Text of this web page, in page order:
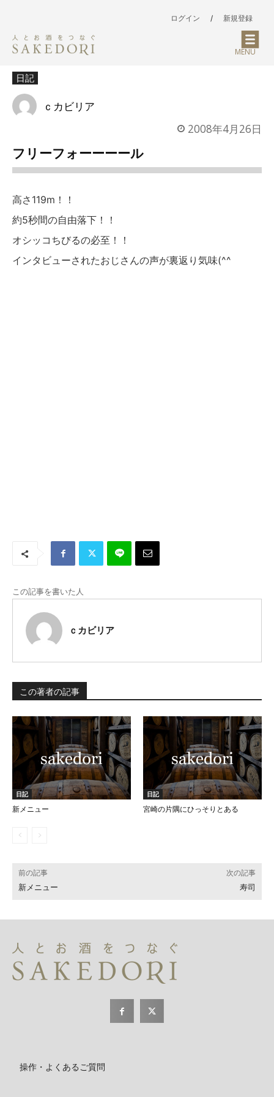
ログイン / 新規登録
MENU
日記
ｃカビリア
2008年4月26日
フリーフォーーーール
高さ119m！！
約5秒間の自由落下！！
オシッコちびるの必至！！
インタビューされたおじさんの声が裏返り気味(^^ゞ
この記事を書いた人
ｃカビリア
この著者の記事
日記
新メニュー
日記
宮崎の片隅にひっそりとある
前の記事
新メニュー
次の記事
寿司
操作・よくあるご質問